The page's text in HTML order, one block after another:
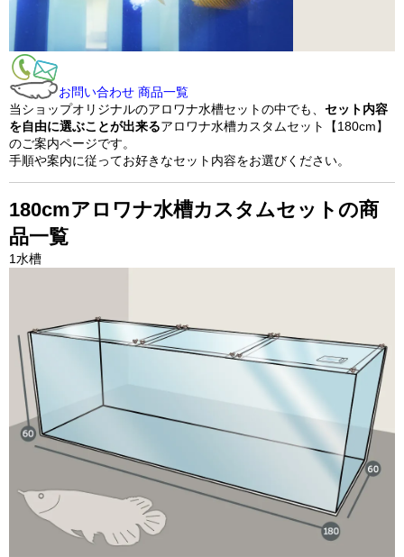
お問い合わせ 商品一覧
当ショップオリジナルのアロワナ水槽セットの中でも、 セット内容
を自由に選ぶことが出来るアロワナ水槽カスタムセット【180cm】
のご案内ページです。
手順や案内に従ってお好きなセット内容をお選びください。
180cmアロワナ水槽カスタムセットの商
品一覧
1水槽